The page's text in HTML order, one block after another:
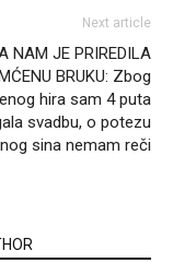
Next article
NAM JE PRIREDILA
BRUKU: Zbog
hira sam 4 puta
svadbu, o potezu
sina nemam reči